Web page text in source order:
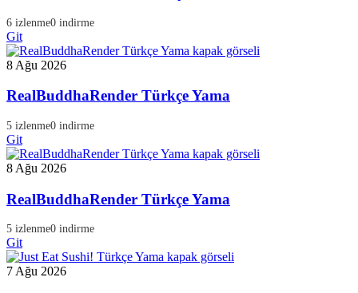
6 izlenme0 indirme
Git
8 Ağu 2026
RealBuddhaRender Türkçe Yama
5 izlenme0 indirme
Git
8 Ağu 2026
RealBuddhaRender Türkçe Yama
5 izlenme0 indirme
Git
7 Ağu 2026